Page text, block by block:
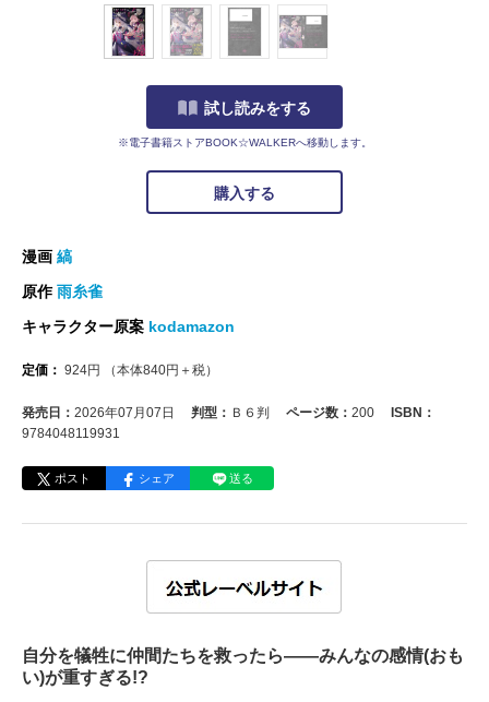
試し読みをする
※電子書籍ストアBOOK☆WALKERへ移動します。
購入する
漫画 縞
原作雨糸雀
キャラクター原案 kodamazon
定価： 924円 （本体840円＋税）
発売日： 2026年07月07日 判型： Ｂ６判 ページ数： 200
ISBN：
9784048119931
ポスト シェア 送る
自分を犠牲に仲間たちを救ったら――みんなの感情(おも
い)が重すぎる!?